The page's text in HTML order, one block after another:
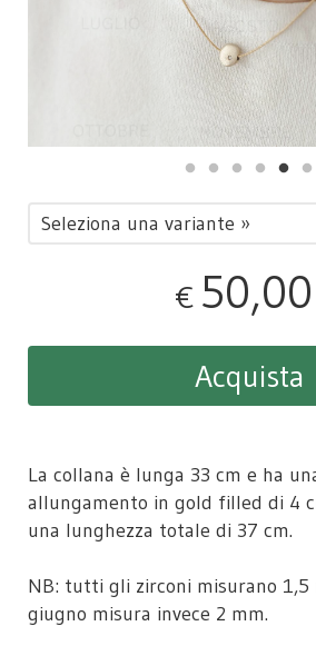
Seleziona una variante »
€ 50,00
Acquista
La collana è lunga 33 cm e ha
allungamento in gold filled di 4
una lunghezza totale di 37 cm.
NB: tutti gli zirconi misurano 1,5
giugno misura invece 2 mm.